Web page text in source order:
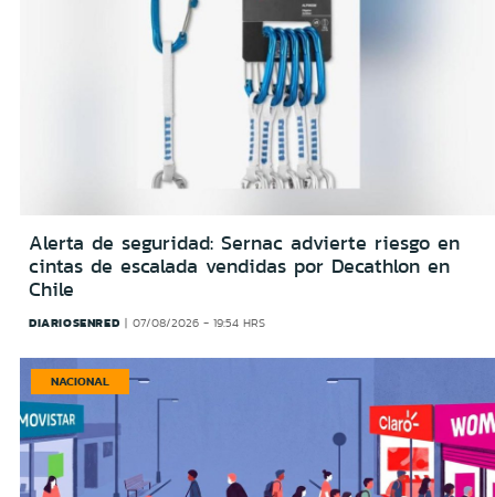
Alerta de seguridad: Sernac advierte riesgo en
cintas de escalada vendidas por Decathlon en
Chile
DIARIOSENRED 07/08/2026 - 19:54 HRS
NACIONAL